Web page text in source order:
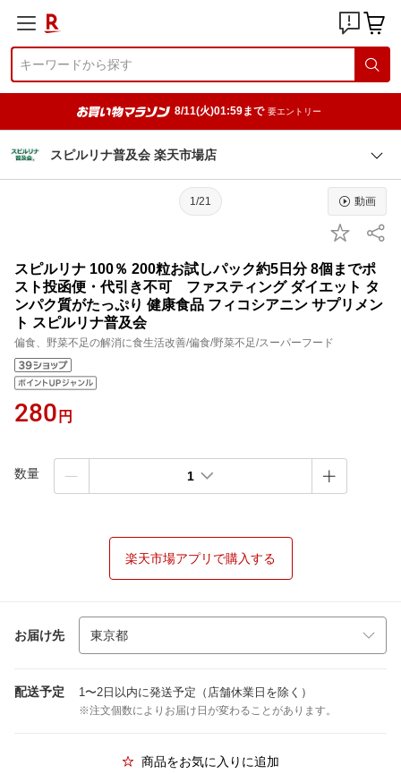
8/11(火)01:59まで 要エントリー
スピルリナ普及会 楽天市場店
1/21 動画
スピルリナ 100％ 200粒お試しパック約5日分 8個までポ
スト投函便・代引き不可 ファスティング ダイエット タ
ンパク質がたっぷり 健康食品 フィコシアニン サプリメン
ト スピルリナ普及会
偏食、野菜不足の解消に食生活改善/偏食/野菜不足/スーパーフード
280 円
数量 1
楽天市場アプリで購入する
お届け先
配送予定 1〜2日以内に発送予定（店舗休業日を除く）
※注文個数によりお届け日が変わることがあります。
商品をお気に入りに追加